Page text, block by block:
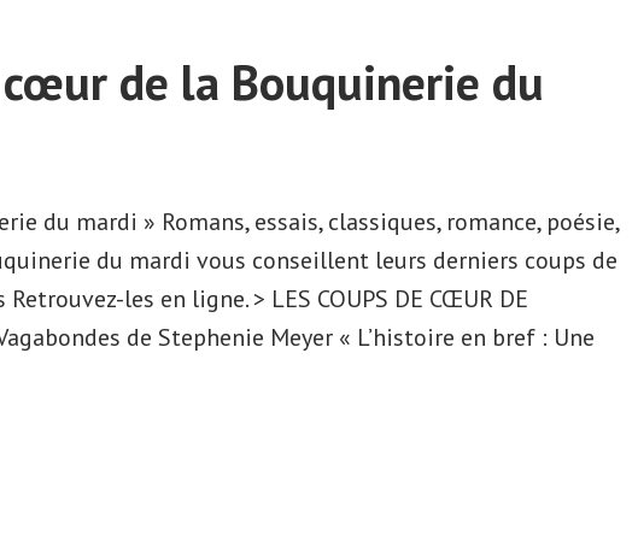
cœur de la Bouquinerie du
du mardi » Romans, essais, classiques, romance, poésie,
du mardi vous conseillent leurs derniers coups de
les en ligne. > LES COUPS DE CŒUR DE
de Stephenie Meyer « L’histoire en bref : Une